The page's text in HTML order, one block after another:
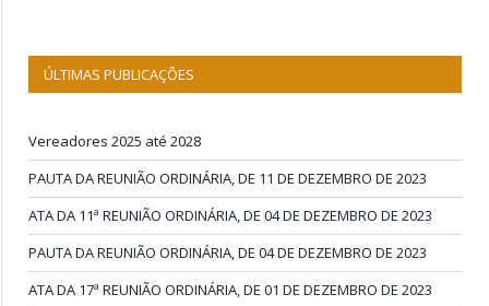
ÚLTIMAS PUBLICAÇÕES
Vereadores 2025 até 2028
PAUTA DA REUNIÃO ORDINÁRIA, DE 11 DE DEZEMBRO DE 2023
ATA DA 11ª REUNIÃO ORDINÁRIA, DE 04 DE DEZEMBRO DE 2023
PAUTA DA REUNIÃO ORDINÁRIA, DE 04 DE DEZEMBRO DE 2023
ATA DA 17ª REUNIÃO ORDINÁRIA, DE 01 DE DEZEMBRO DE 2023